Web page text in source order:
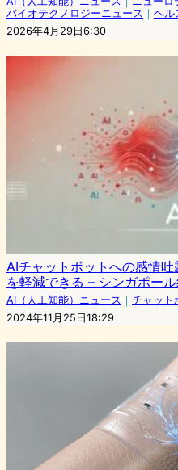
バイオテクノロジーニュース ｜ ヘル
2026年4月29日6:30
AIチャットボットへの感情
を軽減できる – シンガポー
AI（人工知能）ニュース ｜ チャット
2024年11月25日18:29